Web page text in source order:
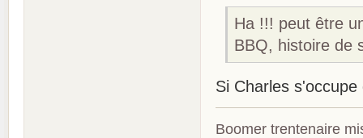
Ha !!! peut être
BBQ, histoire de
Si Charles
Boomer trentenaire